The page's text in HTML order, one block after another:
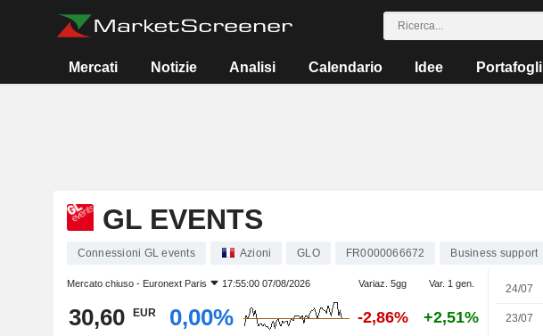
Mercati Notizie Analisi Calendario Idee Portafogli
GL EVENTS
Connessioni GL events Azioni GLO FR0000066672 Business support
Mercato chiuso - Euronext Paris 17:55:00 07/08/2026 Variaz. 5gg Var. 1 gen.
30,60 EUR 0,00% -2,86% +2,51%
24/07
23/07